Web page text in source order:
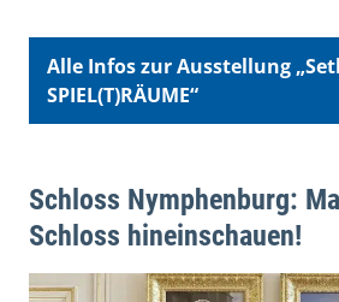
Alle Infos zur Ausstellung
SPIEL(T)RÄUME“
Schloss Nymphenburg:
Schloss hineinschauen!